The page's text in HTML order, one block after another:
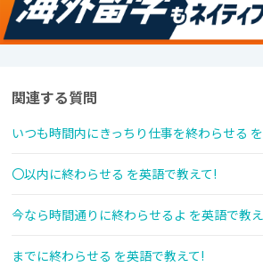
関連する質問
いつも時間内にきっちり仕事を終わらせる
〇以内に終わらせる を英語で教えて!
今なら時間通りに終わらせるよ を英語で教
までに終わらせる を英語で教えて!